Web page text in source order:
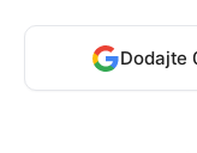
Dodajte